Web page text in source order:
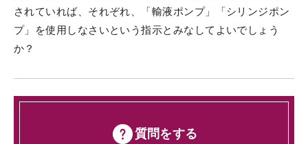
されていれば、それぞれ、「輸液ポンプ」「シリンジポン
プ」を使用しなさいという指示とみなしてよいでしょう
か？
質問をする